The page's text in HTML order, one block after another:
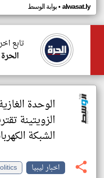
بوابة الوسط• alwasat.ly
تابع
الحرة
الوحدة
الزويتينة
الشبكة
اخبار ليبيا